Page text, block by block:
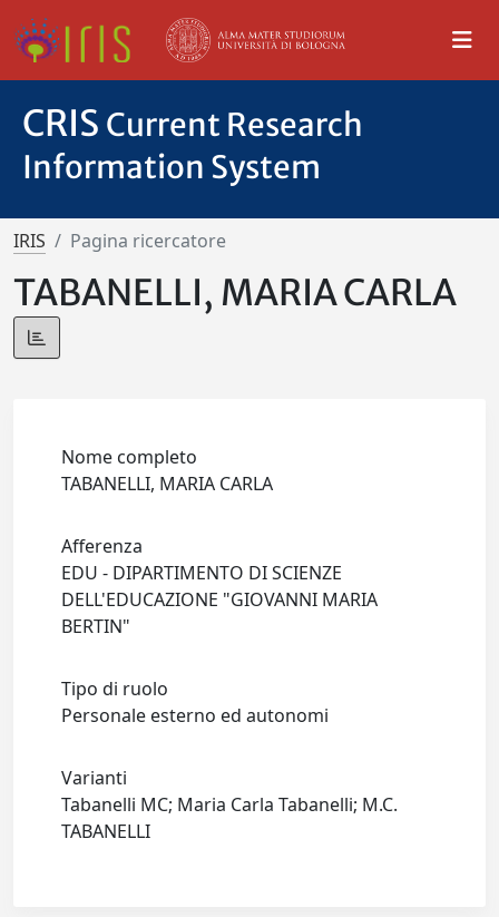
CRIS Current Research
Information System
IRIS Pagina ricercatore
TABANELLI, MARIA CARLA
Nome completo
TABANELLI, MARIA CARLA
Afferenza
EDU - DIPARTIMENTO DI SCIENZE
DELL'EDUCAZIONE "GIOVANNI MARIA
BERTIN"
Tipo di ruolo
Personale esterno ed autonomi
Varianti
Tabanelli MC; Maria Carla Tabanelli; M.C.
TABANELLI